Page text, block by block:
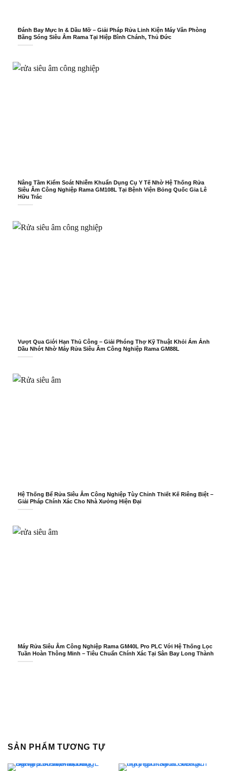
Đánh Bay Mực In & Dầu Mỡ – Giải Pháp Rửa Linh Kiện Máy Văn Phòng
Bằng Sóng Siêu Âm Rama Tại Hiệp Bình Chánh, Thủ Đức
Nâng Tầm Kiểm Soát Nhiễm Khuẩn Dụng Cụ Y Tế Nhờ Hệ Thống Rửa
Siêu Âm Công Nghiệp Rama GM108L Tại Bệnh Viện Bỏng Quốc Gia Lê
Hữu Trác
Vượt Qua Giới Hạn Thủ Công – Giải Phóng Thợ Kỹ Thuật Khỏi Ám Ảnh
Dầu Nhớt Nhờ Máy Rửa Siêu Âm Công Nghiệp Rama GM88L
Hệ Thống Bể Rửa Siêu Âm Công Nghiệp Tùy Chỉnh Thiết Kế Riêng Biệt –
Giải Pháp Chính Xác Cho Nhà Xưởng Hiện Đại
Máy Rửa Siêu Âm Công Nghiệp Rama GM40L Pro PLC Với Hệ Thống Lọc
Tuần Hoàn Thông Minh – Tiêu Chuẩn Chính Xác Tại Sân Bay Long Thành
SẢN PHẨM TƯƠNG TỰ